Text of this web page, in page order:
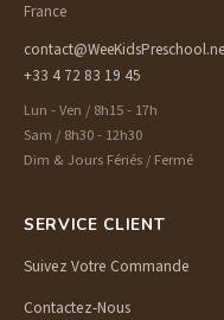
France
+33 4 72 83 19 45
Lun - Ven / 8h15 - 17h
Sam / 8h30 - 12h30
Dim & Jours Fériés / Fermé
SERVICE CLIENT
Suivez Votre Commande
Contactez-Nous